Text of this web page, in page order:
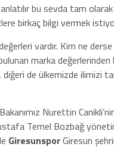
bu sevda tam
birkaç bilgi vermek
vardır. Kim ne
marka
diğeri de ülkemizde ilimizi
Nurettin
Temel Bozbağ
GiresunsporGiresun